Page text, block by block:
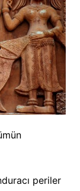
periler